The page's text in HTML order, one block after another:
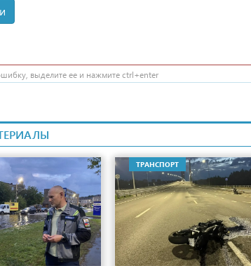
выделите ее и нажмите ctrl+enter
17
ТРАНСПОРТ